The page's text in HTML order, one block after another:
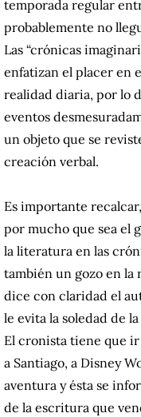
temporada regular
probablemente no
Las “crónicas
enfatizan el placer en
realidad diaria, por lo
eventos
un objeto que se
creación verbal.
Es importante
por mucho que sea el
la literatura en las
también un gozo en la
dice con claridad el
le evita la soledad de
El cronista tiene que
a Santiago, a Disney
aventura y ésta se
de la escritura que